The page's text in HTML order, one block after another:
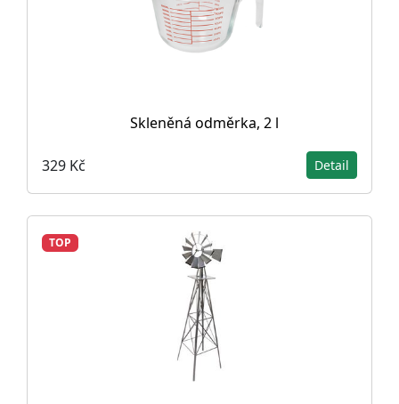
Skleněná odměrka, 2 l
329 Kč Detail
TOP